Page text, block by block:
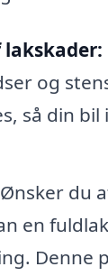
og
så din bil
Ønsker du
en
Denne